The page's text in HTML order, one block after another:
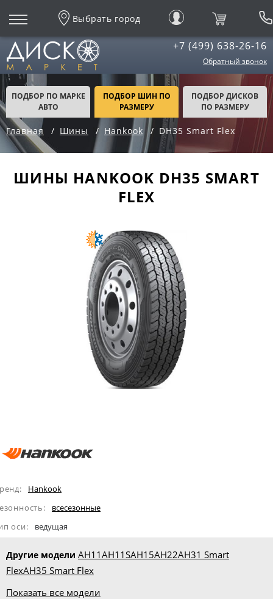
Выбрать город
+7 (499) 638-26-16
Обратный звонок
ПОДБОР ПО МАРКЕ
АВТО
ПОДБОР ШИН ПО
РАЗМЕРУ
ПОДБОР ДИСКОВ
ПО РАЗМЕРУ
Главная Шины Hankook DH35 Smart Flex
ШИНЫ HANKOOK DH35 SMART
FLEX
Hankook
всесезонные
оси:
ведущая
Другие модели AH11AH11SAH15AH22AH31 Smart
FlexAH35 Smart Flex
Показать все модели